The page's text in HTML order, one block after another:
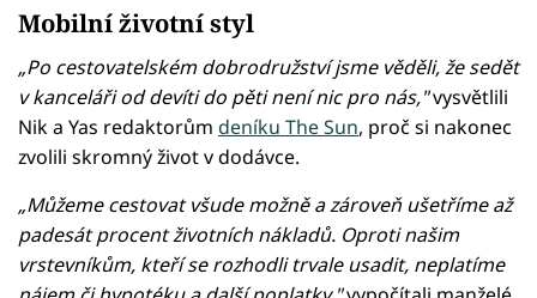
Mobilní životní styl
„Po cestovatelském dobrodružství jsme věděli, že sedět
v kanceláři od devíti do pěti není nic pro nás,"vysvětlili
Nik a Yas redaktorům deníku The Sun, proč si nakonec
zvolili skromný život v dodávce.
„Můžeme cestovat všude možně a zároveň ušetříme až
padesát procent životních nákladů. Oproti našim
vrstevníkům, kteří se rozhodli trvale usadit, neplatíme